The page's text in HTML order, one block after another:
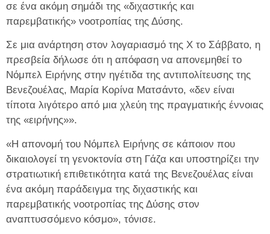
σε ένα ακόμη σημάδι της «διχαστικής και
παρεμβατικής» νοοτροπίας της Δύσης.
Σε μια ανάρτηση στον λογαριασμό της X το Σάββατο, η
πρεσβεία δήλωσε ότι η απόφαση να απονεμηθεί το
Νόμπελ Ειρήνης στην ηγέτιδα της αντιπολίτευσης της
Βενεζουέλας, Μαρία Κορίνα Ματσάντο, «δεν είναι
τίποτα λιγότερο από μια χλεύη της πραγματικής έννοιας
της «ειρήνης»».
«Η απονομή του Νόμπελ Ειρήνης σε κάποιον που
δικαιολογεί τη γενοκτονία στη Γάζα και υποστηρίζει την
στρατιωτική επιθετικότητα κατά της Βενεζουέλας είναι
ένα ακόμη παράδειγμα της διχαστικής και
παρεμβατικής νοοτροπίας της Δύσης στον
αναπτυσσόμενο κόσμο», τόνισε.